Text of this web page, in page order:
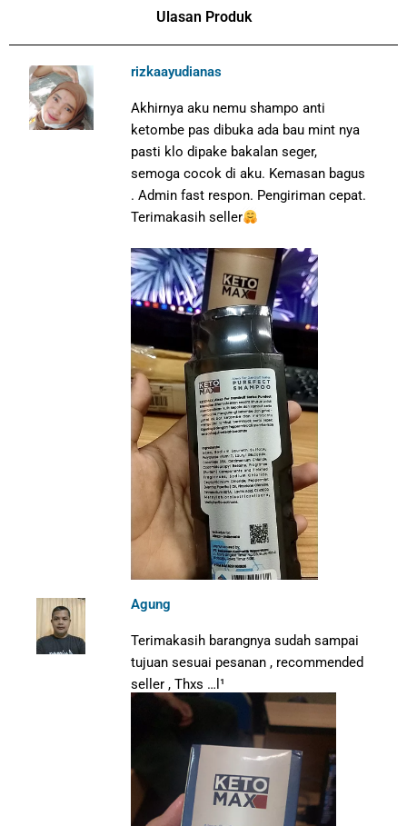
Ulasan Produk
rizkaayudianas
Akhirnya aku nemu shampo anti
ketombe pas dibuka ada bau mint nya
pasti klo dipake bakalan seger,
semoga cocok di aku. Kemasan bagus
. Admin fast respon. Pengiriman cepat.
Terimakasih seller
Agung
Terimakasih barangnya sudah sampai
tujuan sesuai pesanan , recommended
seller , Thxs …l¹